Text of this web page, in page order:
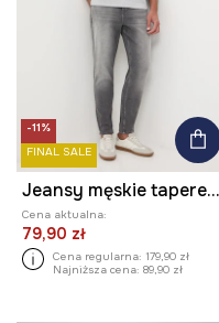
-11%
FINAL SALE
Jeansy męskie tapered z przetarciami
Cena aktualna:
79,90 zł
Cena regularna: 179,90 zł
Najniższa cena: 89,90 zł